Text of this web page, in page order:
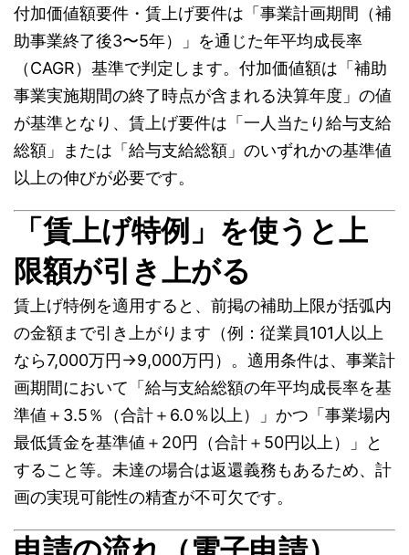
付加価値額要件・賃上げ要件は「事業計画期間（補
助事業終了後3〜5年）」を通じた年平均成長率
（CAGR）基準で判定します。付加価値額は「補助
事業実施期間の終了時点が含まれる決算年度」の値
が基準となり、賃上げ要件は「一人当たり給与支給
総額」または「給与支給総額」のいずれかの基準値
以上の伸びが必要です。
「賃上げ特例」を使うと上
限額が引き上がる
賃上げ特例を適用すると、前掲の補助上限が括弧内
の金額まで引き上がります（例：従業員101人以上
なら7,000万円→9,000万円）。適用条件は、事業計
画期間において「給与支給総額の年平均成長率を基
準値＋3.5％（合計＋6.0％以上）」かつ「事業場内
最低賃金を基準値＋20円（合計＋50円以上）」と
すること等。未達の場合は返還義務もあるため、計
画の実現可能性の精査が不可欠です。